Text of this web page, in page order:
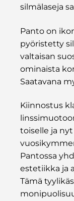
silmälaseja
Panto on
pyöristetty
valtaisan
ominaista
Saatavana
Kiinnostus
toiselle ja
Pantossa
estetiikka ja
Tämä